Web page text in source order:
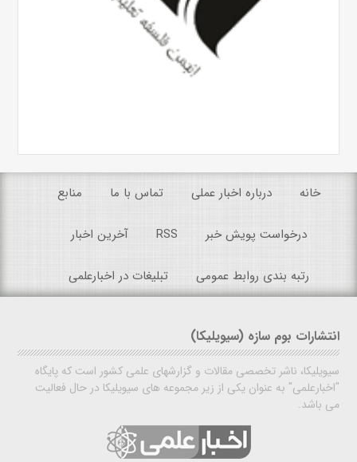
خانه درباره اخبار عملی تماس با ما منابع
درخواست پویش خبر RSS آخرین اخبار
رتبه بندی روابط عمومی تبلیغات در اخبارعلمی
انتشارات بوم سازه (سیویلیکا)
سیویلیکا، ناشر تخصصی مقالات و گزارشهای علمی کشور است که پایگاه
"اخبارعلمی" به عنوان یکی از زیر مجموعه های سیویلیکا در حال فعالیت
می باشد.